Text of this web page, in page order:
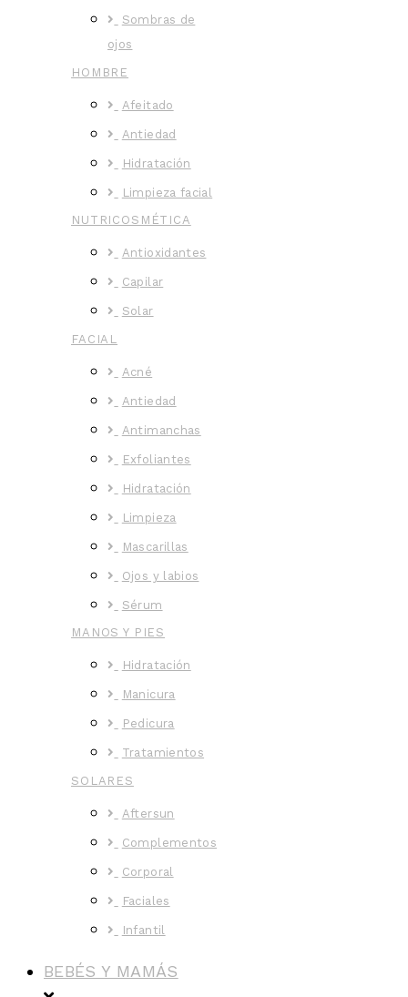
Sombras de
ojos
HOMBRE
Afeitado
Antiedad
Hidratación
Limpieza facial
NUTRICOSMÉTICA
Antioxidantes
Capilar
Solar
FACIAL
Acné
Antiedad
Antimanchas
Exfoliantes
Hidratación
Limpieza
Mascarillas
Ojos y labios
Sérum
MANOS Y PIES
Hidratación
Manicura
Pedicura
Tratamientos
SOLARES
Aftersun
Complementos
Corporal
Faciales
Infantil
BEBÉS Y MAMÁS